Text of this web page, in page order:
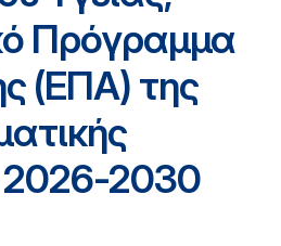
Πρόγραμμα
(ΕΠΑ) της
2026-2030